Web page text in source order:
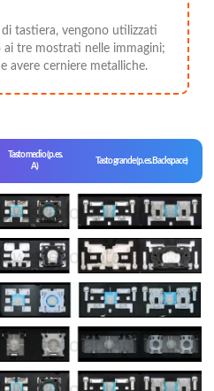
tastiera, vengono utilizzati
tre mostrati nelle immagini;
avere cerniere metalliche.
Tasto medio (p. es.
A)
Tasto grande (p. es. Backspace)